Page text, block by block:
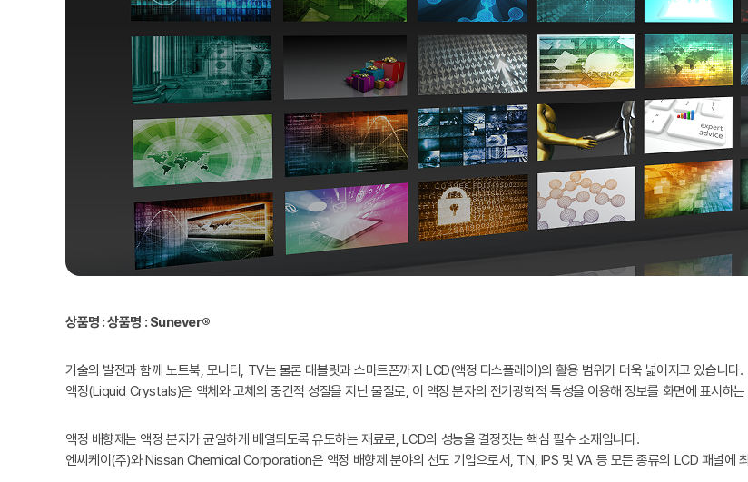
상품명 : 상품명 : Sunever®
기술의 발전과 함께 노트북, 모니터, TV는 물론 태블릿과 스마트폰까지 LCD(액정 디스플레이)의 활용 범위가 더욱 넓어지고 있습니다.
액정(Liquid Crystals)은 액체와 고체의 중간적 성질을 지닌 물질로, 이 액정 분자의 전기광학적 특성을 이용해 정보를 화면에 표시하
액정 배향제는 액정 분자가 균일하게 배열되도록 유도하는 재료로, LCD의 성능을 결정짓는 핵심 필수 소재입니다.
엔씨케이(주)와 Nissan Chemical Corporation은 액정 배향제 분야의 선도 기업으로서, TN, IPS 및 VA 등 모든 종류의 LCD 패널에